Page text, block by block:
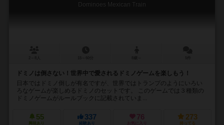
Dominoes Mexican Train
ドミノは倒さない！世界中で愛されるドミノゲームを楽しもう！
日本ではドミノ倒しが有名ですが、世界ではトランプのようにいろい
ろなゲームが楽しめるドミノのセットです。 このゲームでは３種類の
ドミノゲームがルールブックに記載されていま...
55
興味あり
337
経験あり
76
お気に入り
273
持ってる